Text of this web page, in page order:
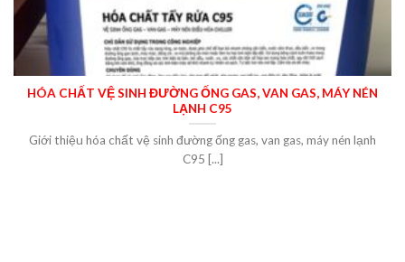
HÓA CHẤT VỆ SINH ĐƯỜNG ỐNG GAS, VAN GAS, MÁY NÉN
LẠNH C95
Giới thiệu hóa chất vệ sinh đường ống gas, van gas, máy nén lạnh
C95 [...]